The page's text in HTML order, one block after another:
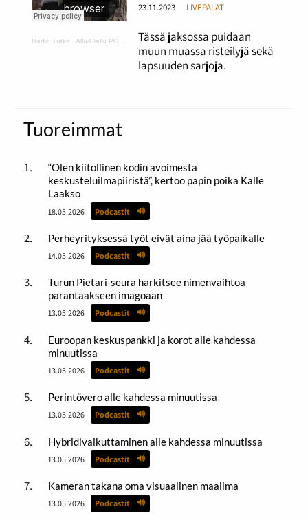
Radio Tutka ·Allu&Jallu PODCAST 5 Risset ja lapsuuden sarjat
23.11.2023 LIVEPALAT
Tässä jaksossa puidaan
muun muassa risteilyjä sekä
lapsuuden sarjoja.
Tuoreimmat
“Olen kiitollinen kodin avoimesta
keskusteluilmapiiristä”, kertoo papin poika Kalle
Laakso
18.05.2026 Podcastit
Perheyrityksessä työt eivät aina jää työpaikalle
14.05.2026 Podcastit
Turun Pietari-seura harkitsee nimenvaihtoa
parantaakseen imagoaan
13.05.2026 Podcastit
Euroopan keskuspankki ja korot alle kahdessa
minuutissa
13.05.2026 Podcastit
Perintövero alle kahdessa minuutissa
13.05.2026 Podcastit
Hybridivaikuttaminen alle kahdessa minuutissa
13.05.2026 Podcastit
Kameran takana oma visuaalinen maailma
13.05.2026 Podcastit